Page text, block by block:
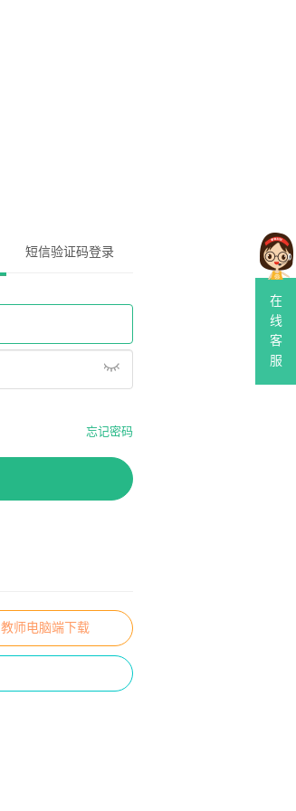
短信验证码登录
忘记密码
教师电脑端下载
在
线
客
服